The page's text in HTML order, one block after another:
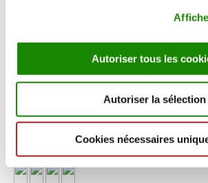
Autoriser tous les
Autoriser la sélection
Cookies nécessaires
autour puis parsemer le tout de
coriandre. Pour finir, verser un
cuisson autour.
Bonne dégustation !